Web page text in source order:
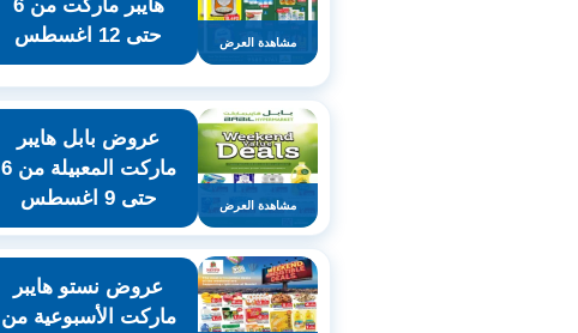
مشاهدة العرض
هايبر ماركت من 6
حتى 12 اغسطس
مشاهدة العرض
عروض بابل هايبر
ماركت المعبيلة من 6
حتى 9 اغسطس
عروض نستو هايبر
ماركت الأسبوعية من